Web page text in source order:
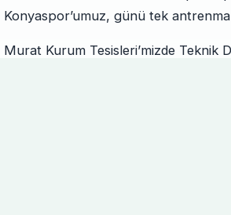
Konyaspor’umuz, günü tek
Murat Kurum Tesisleri’mizde Teknik